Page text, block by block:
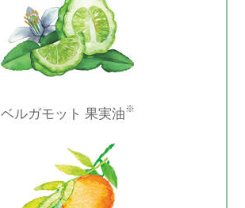
ベルガモット 果実油※